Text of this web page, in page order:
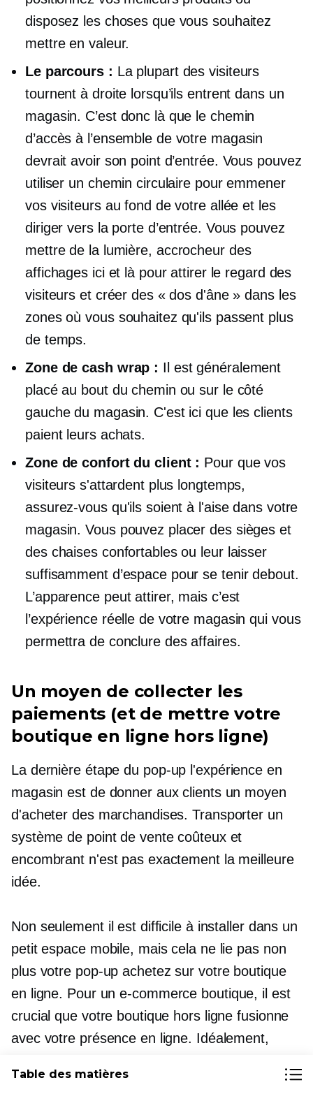
disposez les choses que vous souhaitez
mettre en valeur.
Le parcours : La plupart des visiteurs
tournent à droite lorsqu’ils entrent dans un
magasin. C’est donc là que le chemin
d’accès à l’ensemble de votre magasin
devrait avoir son point d’entrée. Vous pouvez
utiliser un chemin circulaire pour emmener
vos visiteurs au fond de votre allée et les
diriger vers la porte d’entrée. Vous pouvez
mettre de la lumière, accrocheurdes
affichages ici et là pour attirer le regard des
visiteurs et créer des « dos d'âne » dans les
zones où vous souhaitez qu'ils passent plus
de temps.
Zone de cash wrap : Il est généralement
placé au bout du chemin ou sur le côté
gauche du magasin. C'est ici que les clients
paient leurs achats.
Zone de confort du client : Pour que vos
visiteurs s'attardent plus longtemps,
assurez-vous qu'ils soient à l'aise dans votre
magasin. Vous pouvez placer des sièges et
des chaises confortables ou leur laisser
suffisamment d’espace pour se tenir debout.
L’apparence peut attirer, mais c’est
l’expérience réelle de votre magasin qui vous
permettra de conclure des affaires.
Un moyen de collecter les
paiements (et de mettre votre
boutique en ligne hors ligne)
La dernière étape du pop-up l'expérience en
magasin est de donner aux clients un moyen
d'acheter des marchandises. Transporter un
système de point de vente coûteux et
encombrant n'est pas exactement la meilleure
idée.
Non seulement il est difficile à installer dans un
petit espace mobile, mais cela ne lie pas non
plus votre pop-up achetez sur votre boutique
en ligne. Pour une-commerce boutique, il est
crucial que votre boutique hors ligne fusionne
avec votre présence en ligne. Idéalement,
de vos offres en personne, puis se rendent sur
Table des matières